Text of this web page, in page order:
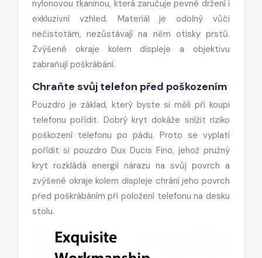
nylonovou tkaninou, která zaručuje pevné držení i
exkluzivní vzhled. Materiál je odolný vůči
nečistotám, nezůstávají na něm otisky prstů.
Zvýšené okraje kolem displeje a objektivu
zabraňují poškrábání.
Chraňte svůj telefon před poškozením
Pouzdro je základ, který byste si měli při koupi
telefonu pořídit. Dobrý kryt dokáže snížit riziko
poškození telefonu po pádu. Proto se vyplatí
pořídit si pouzdro Dux Ducis Fino, jehož pružný
kryt rozkládá energii nárazu na svůj povrch a
zvýšené okraje kolem displeje chrání jeho povrch
před poškrábáním při položení telefonu na desku
stolu.